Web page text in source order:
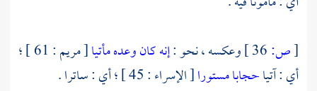
[ص: وعكسه ، نحو :إنه كان وعده مأتيا
[ مريم : 61 ] ؛
أي : آتياحجابا مستورا[ الإسراء : 45 ] ؛ أي : ساترا .